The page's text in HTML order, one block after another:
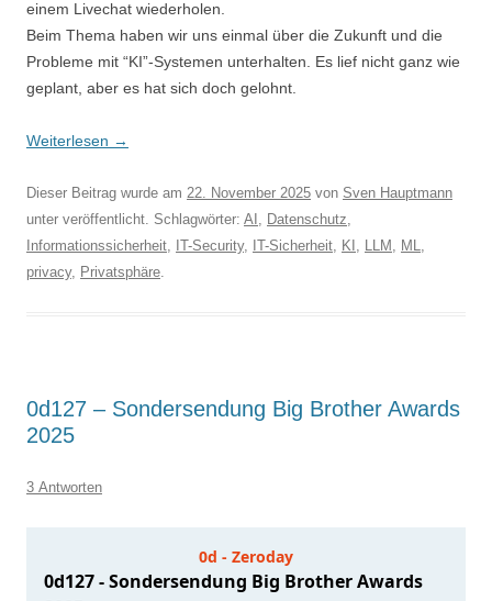
einem Livechat wiederholen.
Beim Thema haben wir uns einmal über die Zukunft und die
Probleme mit “KI”-Systemen unterhalten. Es lief nicht ganz wie
geplant, aber es hat sich doch gelohnt.
Weiterlesen →
Dieser Beitrag wurde am 22. November 2025 von Sven Hauptmann
unter veröffentlicht. Schlagwörter: AI , Datenschutz,
Informationssicherheit, IT-Security, IT-Sicherheit, KI , LLM , ML,
privacy, Privatsphäre.
0d127 – Sondersendung Big Brother Awards
2025
3 Antworten